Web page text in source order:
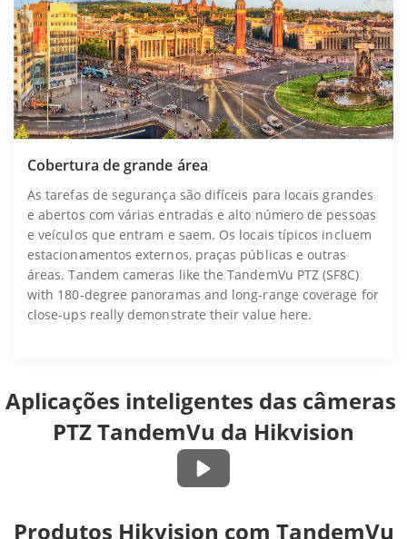
Cobertura de grande área
As tarefas de segurança são difíceis para locais grandes
e abertos com várias entradas e alto número de pessoas
e veículos que entram e saem. Os locais típicos incluem
estacionamentos externos, praças públicas e outras
áreas. Tandem cameras like the TandemVu PTZ (SF8C)
with 180-degree panoramas and long-range coverage for
close-ups really demonstrate their value here.
Aplicações inteligentes das câmeras
PTZ TandemVu da Hikvision
Produtos Hikvision com TandemVu